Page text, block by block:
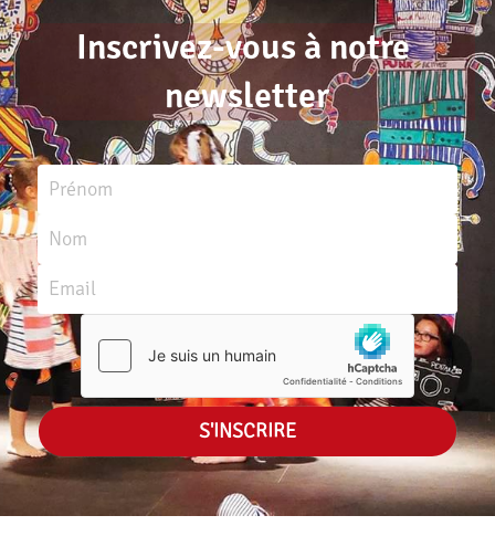
Inscrivez-vous à notre
newsletter
Prénom
Nom
Email
S'INSCRIRE